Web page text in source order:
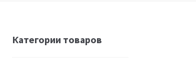
Категории товаров